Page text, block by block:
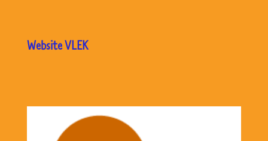
Website VLEK